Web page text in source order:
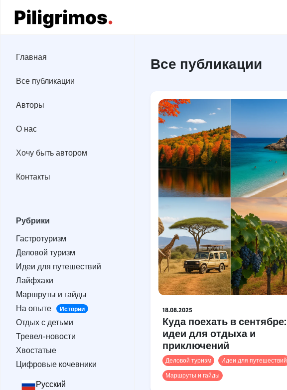
Гастротуризм
Деловой туризм
Идеи для путешествий
Лайфхаки
Маршруты и гайды
На опыте
Истории
Отдых с детьми
Тревел-новости
Хвостатые
Цифровые кочевники
Главная
Все публикации
Авторы
О нас
Хочу быть автором
Контакты
Рубрики
Гастротуризм
Деловой туризм
Идеи для путешествий
Лайфхаки
Маршруты и гайды
На опыте
Истории
Отдых с детьми
Тревел-новости
Хвостатые
Цифровые кочевники
Русский
Все публикации
18.08.2025
Куда поехать в сентябре:
идеи для отдыха и
приключений
Деловой туризм
Идеи для путешествий
Маршруты и гайды